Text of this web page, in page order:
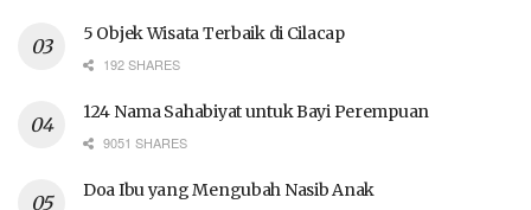
5 Objek Wisata Terbaik di Cilacap
192 SHARES
124 Nama Sahabiyat untuk Bayi Perempuan
9051 SHARES
Doa Ibu yang Mengubah Nasib Anak